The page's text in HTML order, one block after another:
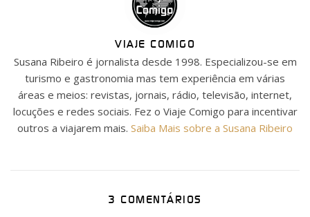
VIAJE COMIGO
Susana Ribeiro é jornalista desde 1998. Especializou-se em
turismo e gastronomia mas tem experiência em várias
áreas e meios: revistas, jornais, rádio, televisão, internet,
locuções e redes sociais. Fez o Viaje Comigo para incentivar
outros a viajarem mais. Saiba Mais sobre a Susana Ribeiro
3 COMENTÁRIOS